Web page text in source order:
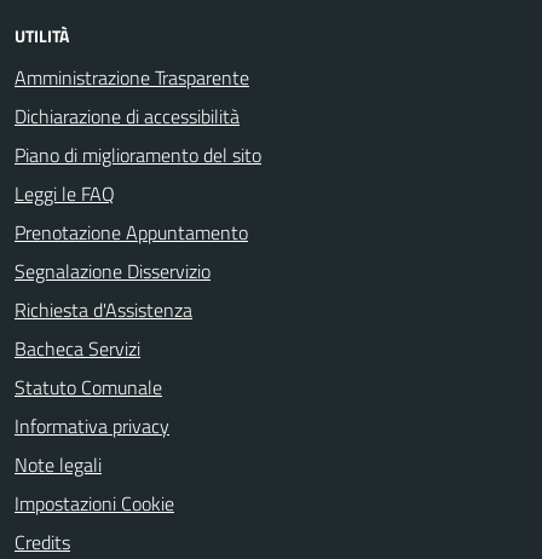
UTILITÀ
Amministrazione Trasparente
Dichiarazione di accessibilità
Piano di miglioramento del sito
Leggi le FAQ
Prenotazione Appuntamento
Segnalazione Disservizio
Richiesta d'Assistenza
Bacheca Servizi
Statuto Comunale
Informativa privacy
Note legali
Impostazioni Cookie
Credits